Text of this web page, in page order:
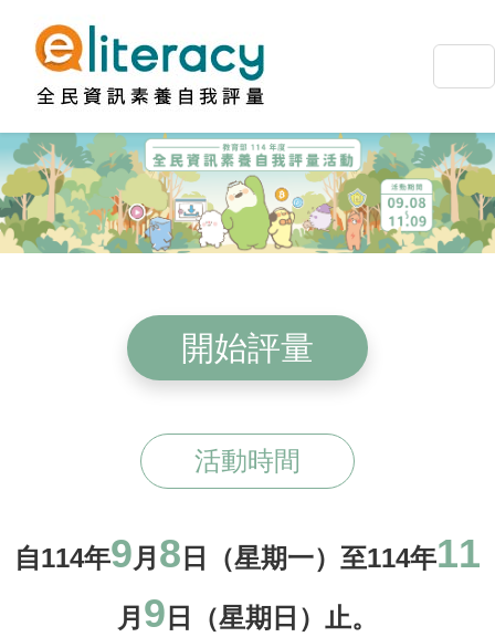
開始評量
活動時間
自114年9月 8 日（星期一）至114年11
月 9 日（星期日）止。